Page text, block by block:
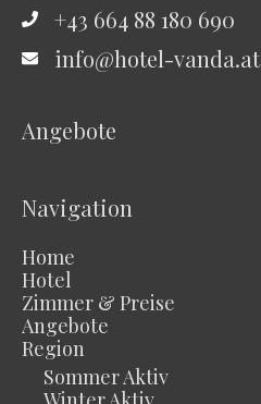
+43 664 88 180 690
info@hotel-vanda.at
Angebote
Navigation
Home
Hotel
Zimmer & Preise
Angebote
Region
Sommer Aktiv